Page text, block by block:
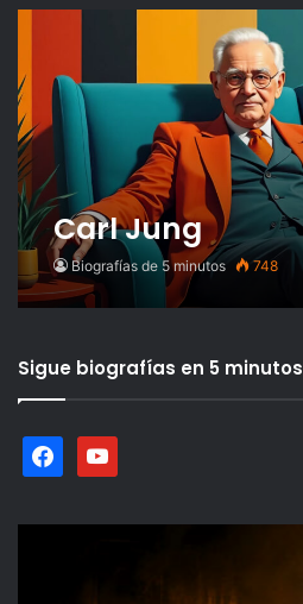
Carl Jung
Biografías de 5 minutos 748
Sigue biografías en 5 minutos
facebookyoutube